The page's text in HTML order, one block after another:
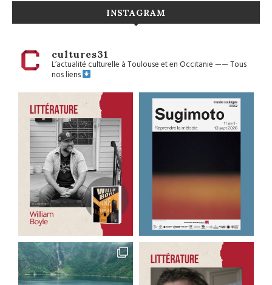
INSTAGRAM
cultures31
L’actualité culturelle à Toulouse et en Occitanie——Tous
nos liens